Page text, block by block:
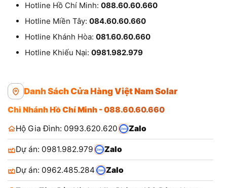
Hotline Hồ Chí Minh: 088.60.60.660
Hotline Miền Tây: 084.60.60.660
Hotline Khánh Hòa: 081.60.60.660
Hotline Khiếu Nại: 0981.982.979
Danh Sách Cửa Hàng Việt Nam Solar
Chi Nhánh Hồ Chí Minh - 088.60.60.660
Hộ Gia Đình: 0993.620.620
Zalo
Dự án: 0981.982.979 Zalo
Dự án: 0962.485.284 Zalo